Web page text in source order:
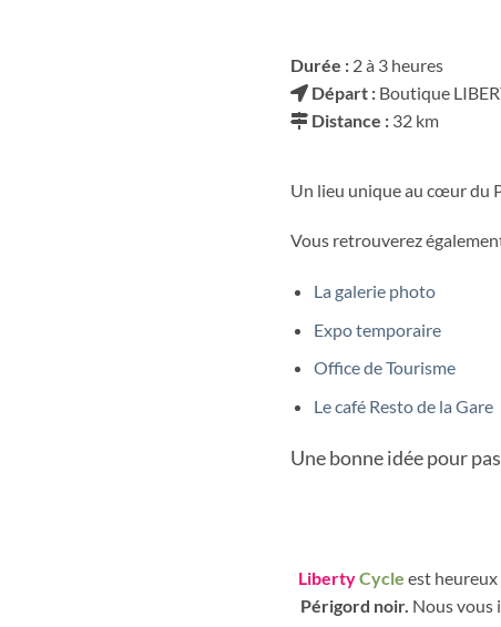
Durée : 2 à 3 heures
Départ : Boutique
Distance : 32 km
Un lieu unique au cœur du
Vous retrouverez
La galerie photo
Expo temporaire
Office de Tourisme
Le café Resto de la Gare
Une bonne idée pour
LibertyCycle est
Périgord noir. Nous vous